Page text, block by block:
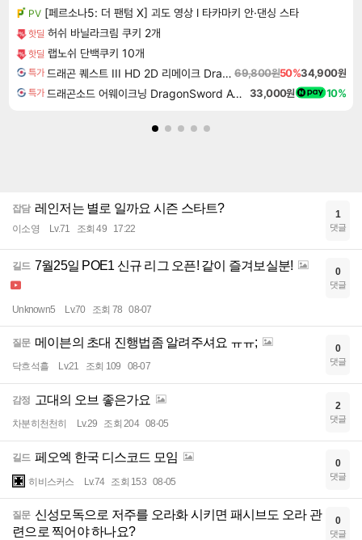
PV [페르소나5: 더 팬텀 X] 괴도 영상 l 타카마키 안·댄싱 스타
핫딜 허쉬 바닐라크림 쿠키 2개
핫딜 랩노쉬 단백쿠키 10개
특가 드래곤 퀘스트 III HD 2D 리메이크 Dragon Quest III HD 2D Remake 69,800원50%34,900원
특가 드래곤소드 어웨이크닝 DragonSword Awakening 33,000원 10%
잡담 레인저는 별로 일까요 시즌 스타트?
이소영 Lv.71 조회 49 17:22
1
댓글
길드 7월25일 POE1 신규 리그 오픈! 같이 즐겨보실분!
Unknown5 Lv.70 조회 78 08-07
0
댓글
질문 메이븐의 초대 진행법좀 알려주셔요 ㅠㅠ;
닥흐석흘 Lv.21 조회 109 08-07
0
댓글
감정 고대의 오브 좋은가요
차분히천천히 Lv.29 조회 204 08-05
2
댓글
길드 페오엑 한국 디스코드 모임
히비스커스 Lv.74 조회 153 08-05
0
댓글
질문 신성모독으로 저주를 오라화 시키면 패시브도 오라 관
련으로 찍어야 하나요?
0
댓글